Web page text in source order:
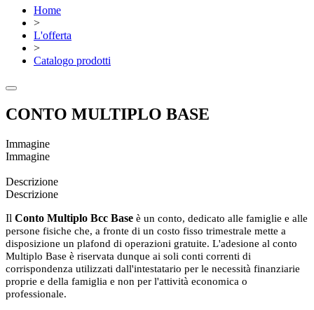
Home
>
L'offerta
>
Catalogo prodotti
CONTO MULTIPLO BASE
Immagine
Immagine
Descrizione
Descrizione
Il Conto Multiplo Bcc Base è un conto, dedicato alle famiglie e alle
persone fisiche che, a fronte di un costo fisso trimestrale mette a
disposizione un plafond di operazioni gratuite. L'adesione al conto
Multiplo Base è riservata dunque ai soli conti correnti di
corrispondenza utilizzati dall'intestatario per le necessità finanziarie
proprie e della famiglia e non per l'attività economica o
professionale.